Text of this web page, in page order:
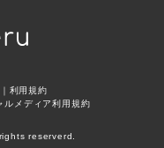
｜ 利用規約
ルメディア利用規約
reserverd.